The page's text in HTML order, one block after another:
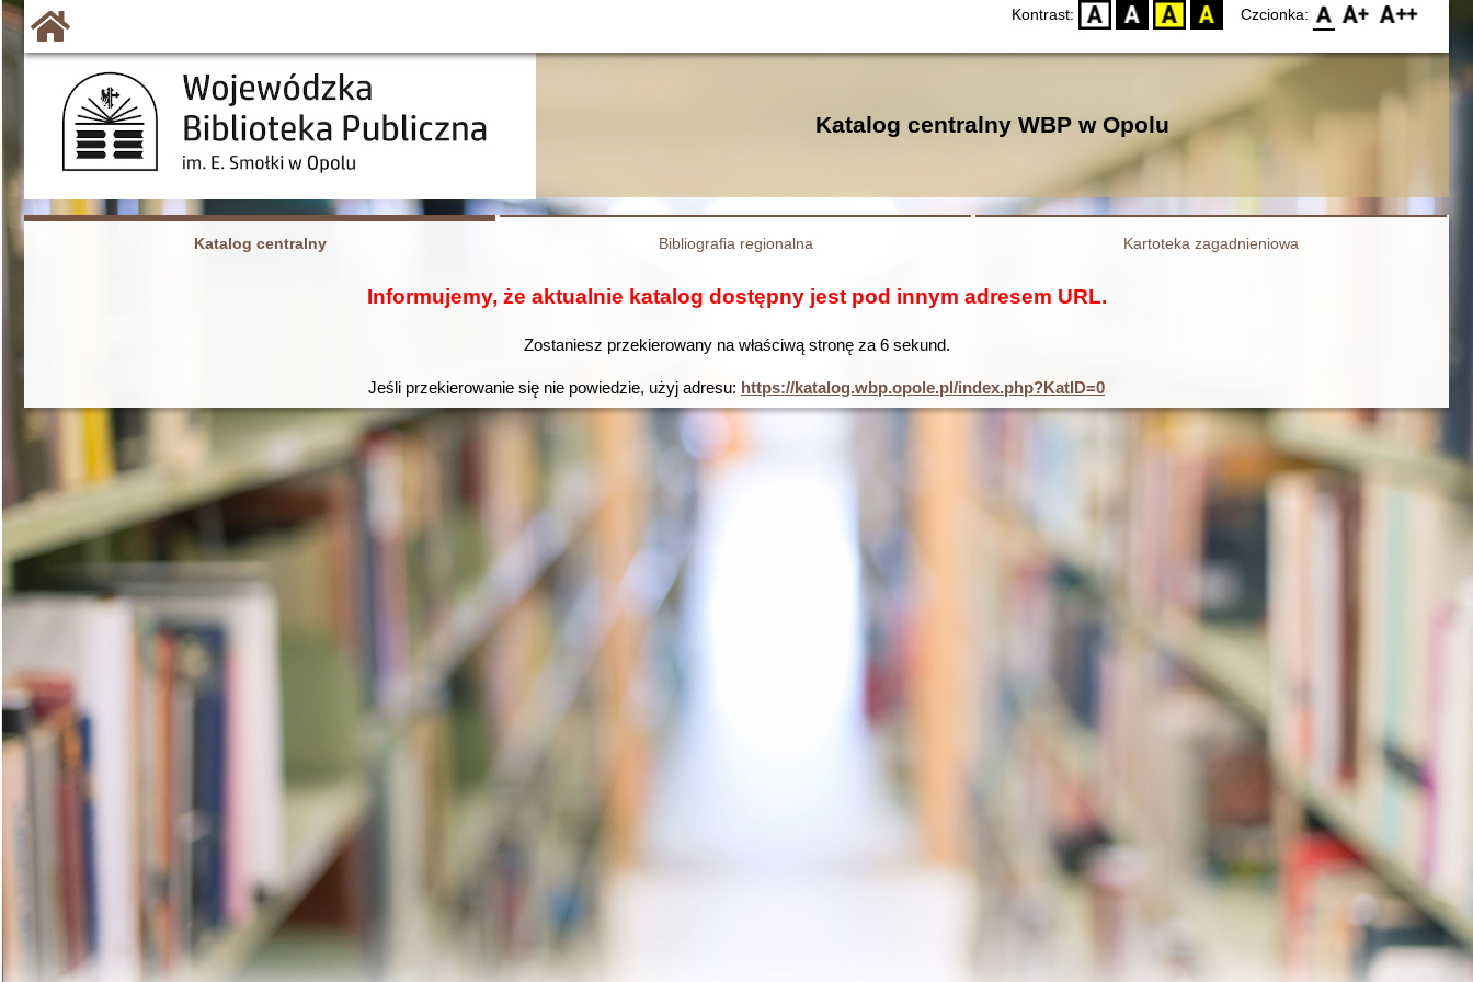
Kontrast: D BW YB BY Czcionka: F0 F1 F2
Katalog centralny WBP w Opolu
Katalog centralny Bibliografia regionalna Kartoteka zagadnieniowa
Informujemy, że aktualnie katalog dostępny jest pod innym adresem URL.
Zostaniesz przekierowany na właściwą stronę za 5sekund.
Jeśli przekierowanie się nie powiedzie, użyj adresu: https://katalog.wbp.opole.pl/index.php?KatID=0